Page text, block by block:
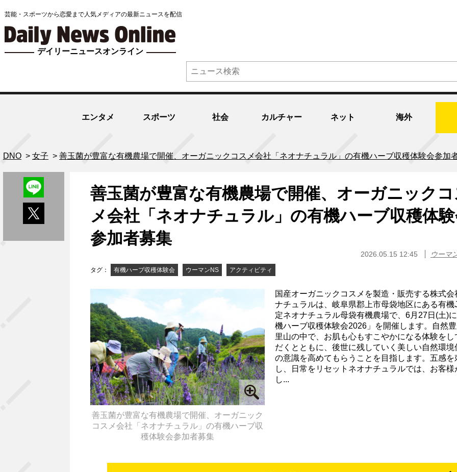
芸能・スポーツから恋愛まで人気メディアの最新ニュースを配信
デイリーニュースオンライン
エンタメ スポーツ 社会 カルチャー ネット 海外
DNO > 女子 > 善玉菌が豊富な有機農場で開催、オーガニックコスメ会社「ネオナチュラル」の有機ハーブ収穫体験会参加
善玉菌が豊富な有機農場で開催、オーガニック
メ会社「ネオナチュラル」の有機ハーブ収穫体
参加者募集
2026.05.15 12:45 ウーマ
タグ： 有機ハーブ収穫体験会 ウーマンNS アクティビティ
善玉菌が豊富な有機農場で開催、オーガニック
コスメ会社「ネオナチュラル」の有機ハーブ収
穫体験会参加者募集
国産オーガニックコスメを製造・販売する株式会
ナチュラルは、岐阜県郡上市母袋地区にある有機
定ネオナチュラル母袋有機農場で、6月27日(土)
機ハーブ収穫体験会2026」を開催します。自然
里山の中で、お肌も心もすこやかになる体験をし
だくとともに、後世に残していく美しい自然環境
の意識を高めてもらうことを目指します。五感を
し、日常をリセットネオナチュラルでは、お客様
し...